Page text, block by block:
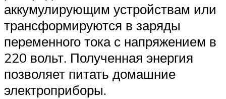
аккумулирующим устройствам или
трансформируются в заряды
переменного тока с напряжением в
220 вольт. Полученная энергия
позволяет питать домашние
электроприборы.